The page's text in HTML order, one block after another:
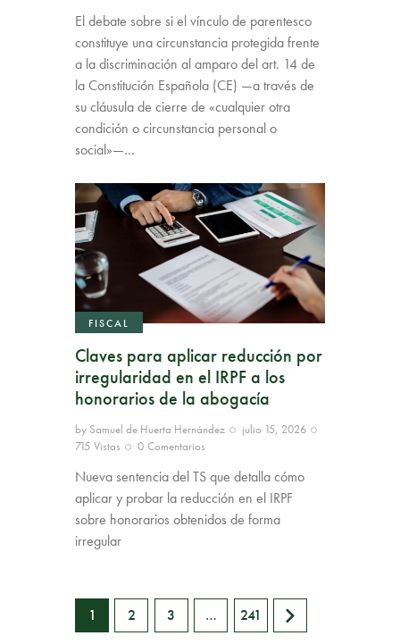
El debate sobre si el vínculo de parentesco
constituye una circunstancia protegida frente
a la discriminación al amparo del art. 14 de
la Constitución Española (CE) —a través de
su cláusula de cierre de «cualquier otra
condición o circunstancia personal o
social»—…
FISCAL
Claves para aplicar reducción por
irregularidad en el IRPF a los
honorarios de la abogacía
by Samuel de Huerta Hernández
julio 15, 2026
715 Vistas 0 Comentarios
Nueva sentencia del TS que detalla cómo
aplicar y probar la reducción en el IRPF
sobre honorarios obtenidos de forma
irregular
1 2 3 … 241